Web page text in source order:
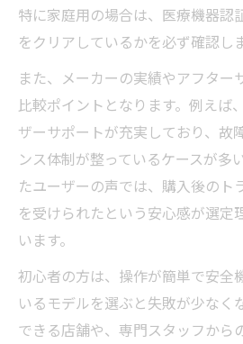
特に家庭用の場合は、医療機器認
をクリアしているかを必ず確認し
また、メーカーの実績やアフター
比較ポイントとなります。例えば
ザーサポートが充実しており、故
ンス体制が整っているケースが多
たユーザーの声では、購入後のト
を受けられたという安心感が選定
います。
初心者の方は、操作が簡単で安全
いるモデルを選ぶと失敗が少なく
できる店舗や、専門スタッフから